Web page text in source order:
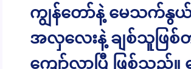
ကျွန်တော်နဲ့ မေသက်နွ
အလှလေးနဲ့ ချစ်သူဖြ
ကျော်လာပြီ ဖြစ်သ